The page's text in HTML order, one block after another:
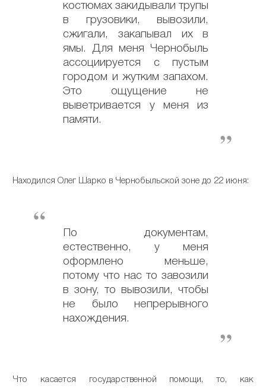
костюмах закидывали трупы
в грузовики, вывозили,
сжигали, закапывал их в
ямы. Для меня Чернобыль
ассоциируется с пустым
городом и жутким запахом.
Это ощущение не
выветривается у меня из
памяти.
Находился Олег Шарко в Чернобыльской зоне до 22 июня:
По документам,
естественно, у меня
оформлено меньше,
потому что нас то завозили
в зону, то вывозили, чтобы
не было непрерывного
нахождения.
Что касается государственной помощи, то, как